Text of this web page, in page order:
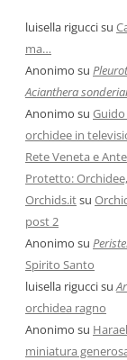
luisella riguccisu
ma…
Anonimo su
Acianthera
Anonimo su
orchidee in
Rete Veneta e
Protetto:
Orchids.itsu
post 2
Anonimo su
Spirito Santo
luisella riguccisu
orchidea ragno
Anonimo su
miniatura